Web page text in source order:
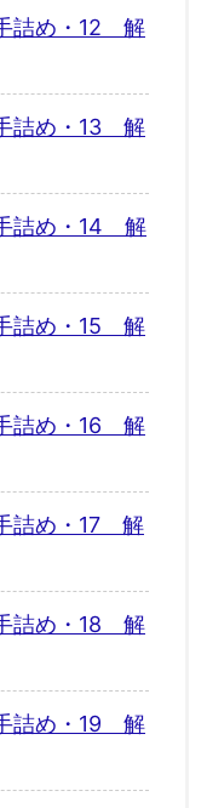
詰め・12 解
詰め・13 解
詰め・14 解
詰め・15 解
詰め・16 解
詰め・17 解
詰め・18 解
詰め・19 解